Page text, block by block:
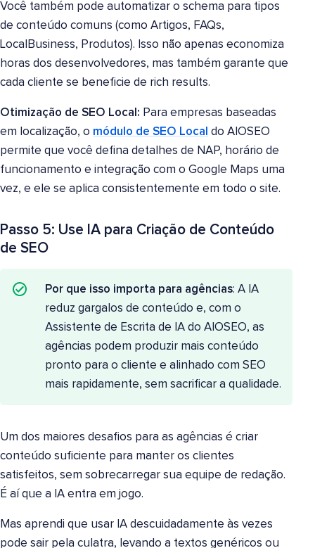
Você também pode automatizar o schema para tipos
de conteúdo comuns (como Artigos, FAQs,
LocalBusiness, Produtos). Isso não apenas economiza
horas dos desenvolvedores, mas também garante que
cada cliente se beneficie de rich results.
Otimização de SEO Local: Para empresas baseadas
em localização, o módulo de SEO Local do AIOSEO
permite que você defina detalhes de NAP, horário de
funcionamento e integração com o Google Maps uma
vez, e ele se aplica consistentemente em todo o site.
Passo 5: Use IA para Criação de Conteúdo
de SEO
Por que isso importa para agências: A IA
reduz gargalos de conteúdo e, com o
Assistente de Escrita de IA do AIOSEO, as
agências podem produzir mais conteúdo
pronto para o cliente e alinhado com SEO
mais rapidamente, sem sacrificar a qualidade.
Um dos maiores desafios para as agências é criar
conteúdo suficiente para manter os clientes
satisfeitos, sem sobrecarregar sua equipe de redação.
É aí que a IA entra em jogo.
Mas aprendi que usar IA descuidadamente às vezes
pode sair pela culatra, levando a textos genéricos ou